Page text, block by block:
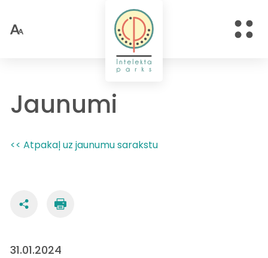
Jaunumi
<< Atpakaļ uz jaunumu sarakstu
31.01.2024